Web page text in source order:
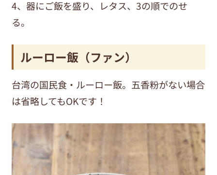
4、器にご飯を盛り、レタス、3の順でのせ
る。
ルーロー飯（ファン）
台湾の国民食・ルーロー飯。五香粉がない場合
は省略してもOKです！